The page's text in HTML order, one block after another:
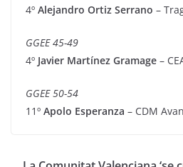
4º Alejandro Ortiz Serrano –
GGEE 45-49
4º Javier Martínez Gramage –
GGEE 50-54
11º Apolo Esperanza – CDM